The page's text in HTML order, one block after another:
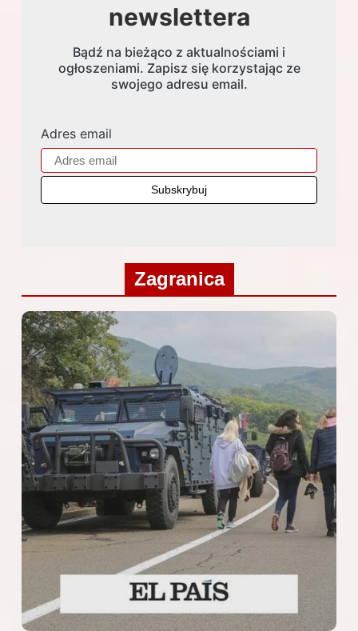
newslettera
Bądź na bieżąco z aktualnościami i
ogłoszeniami. Zapisz się korzystając ze
swojego adresu email.
Adres email
Zagranica